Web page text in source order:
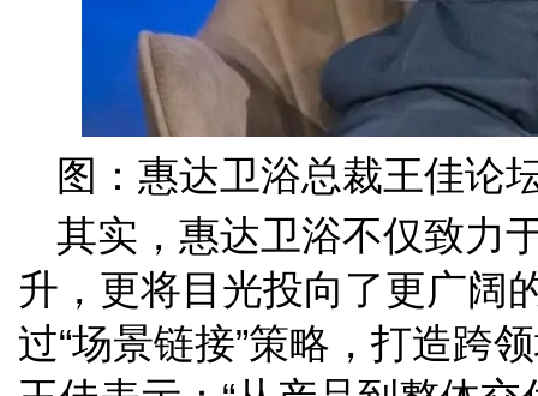
图：惠达卫浴总裁王佳论
其实，惠达卫浴不仅致力
升，更将目光投向了更广阔
过“场景链接”策略，打造跨